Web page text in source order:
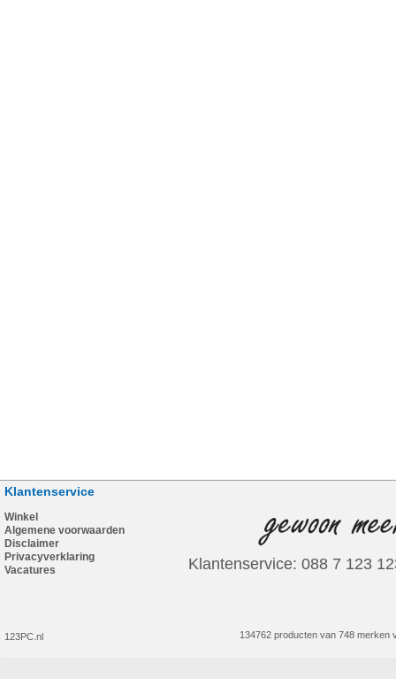
Klantenservice
Winkel
Algemene voorwaarden
Disclaimer
Privacyverklaring
Vacatures
123PC.nl
Klantenservice: 088 7 123
134762 producten van 748 merken